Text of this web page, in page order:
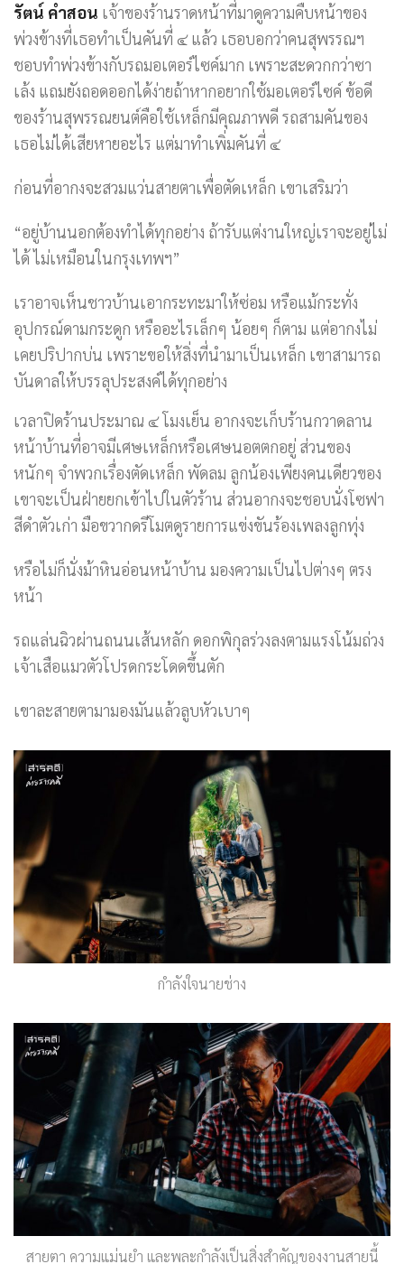
รัตน์ คำสอน เจ้าของร้านราดหน้าที่มาดูความคืบหน้าของ
พ่วงข้างที่เธอทำเป็นคันที่ ๔ แล้ว เธอบอกว่าคนสุพรรณฯ
ชอบทำพ่วงข้างกับรถมอเตอร์ไซค์มาก เพราะสะดวกกว่าซา
เล้ง แถมยังถอดออกได้ง่ายถ้าหากอยากใช้มอเตอร์ไซค์ ข้อดี
ของร้านสุพรรณยนต์คือใช้เหล็กมีคุณภาพดี รถสามคันของ
เธอไม่ได้เสียหายอะไร แต่มาทำเพิ่มคันที่ ๔
ก่อนที่อากงจะสวมแว่นสายตาเพื่อตัดเหล็ก เขาเสริมว่า
“อยู่บ้านนอกต้องทำได้ทุกอย่าง ถ้ารับแต่งานใหญ่เราจะอยู่ไม่
ได้ ไม่เหมือนในกรุงเทพฯ”
เราอาจเห็นชาวบ้านเอากระทะมาให้ซ่อม หรือแม้กระทั่ง
อุปกรณ์ดามกระดูก หรืออะไรเล็กๆ น้อยๆ ก็ตาม แต่อากงไม่
เคยปริปากบ่น เพราะขอให้สิ่งที่นำมาเป็นเหล็ก เขาสามารถ
บันดาลให้บรรลุประสงค์ได้ทุกอย่าง
เวลาปิดร้านประมาณ ๔ โมงเย็น อากงจะเก็บร้านกวาดลาน
หน้าบ้านที่อาจมีเศษเหล็กหรือเศษนอตตกอยู่ ส่วนของ
หนักๆ จำพวกเรื่องตัดเหล็ก พัดลม ลูกน้องเพียงคนเดียวของ
เขาจะเป็นฝ่ายยกเข้าไปในตัวร้าน ส่วนอากงจะชอบนั่งโซฟา
สีดำตัวเก่า มือขวากดรีโมตดูรายการแข่งขันร้องเพลงลูกทุ่ง
หรือไม่ก็นั่งม้าหินอ่อนหน้าบ้าน มองความเป็นไปต่างๆ ตรง
หน้า
รถแล่นฉิวผ่านถนนเส้นหลัก ดอกพิกุลร่วงลงตามแรงโน้มถ่วง
เจ้าเสือแมวตัวโปรดกระโดดขึ้นตัก
เขาละสายตามามองมันแล้วลูบหัวเบาๆ
กำลังใจนายช่าง
สายตา ความแม่นยำ และพละกำลังเป็นสิ่งสำคัญของงานสายนี้